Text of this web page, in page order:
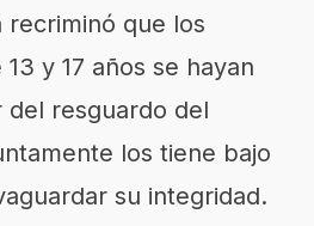
recriminó que los
y 17 años se hayan
del resguardo del
los tiene bajo
su integridad.